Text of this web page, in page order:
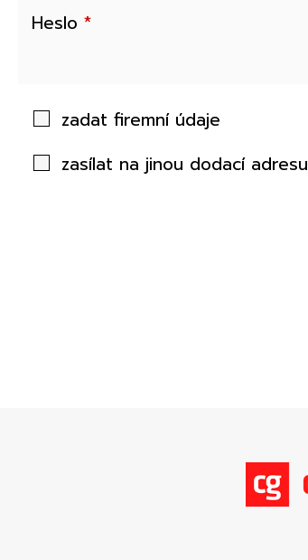
Heslo *
zadat firemní údaje
zasílat na jinou dodací adresu